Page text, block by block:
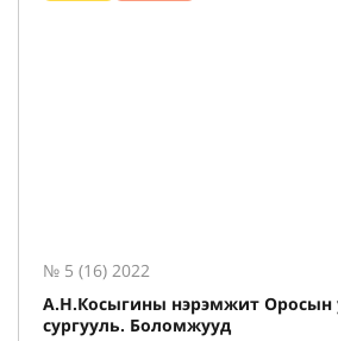
№ 5 (16) 2022
А.Н.Косыгины нэрэмжит Оросын
сургууль. Боломжууд